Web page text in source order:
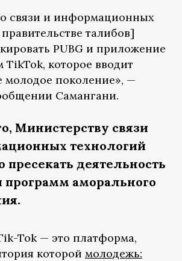
связи и информационных
талибов]
PUBG и приложение
TikTok, которое вводит
молодое поколение», —
Самангани.
Министерству связи
технологий
пресекать деятельность
программ аморального
Tok — это платформа,
которой молодежь: